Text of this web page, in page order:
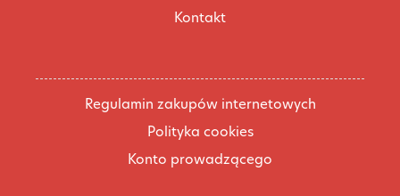
Kontakt
Regulamin zakupów internetowych
Polityka cookies
Konto prowadzącego